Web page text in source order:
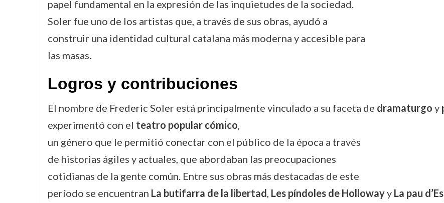
papel fundamental en la expresión de las inquietudes de la sociedad.
Soler fue uno de los artistas que, a través de sus obras, ayudó a
construir una identidad cultural catalana más moderna y accesible para
las masas.
Logros y contribuciones
El nombre de Frederic Soler está principalmente vinculado a su faceta de dramaturgo y
experimentó con el teatro popular cómico,
un género que le permitió conectar con el público de la época a través
de historias ágiles y actuales, que abordaban las preocupaciones
cotidianas de la gente común. Entre sus obras más destacadas de este
período se encuentran La butifarra de la libertad, Les píndoles de Hollowayy La pau